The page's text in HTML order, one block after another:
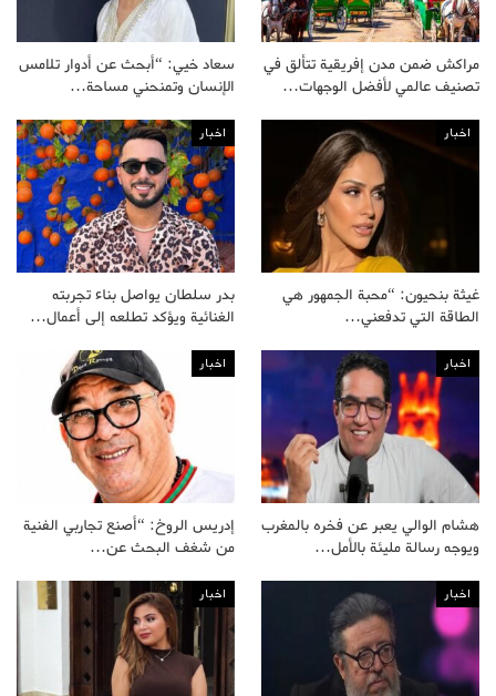
مراكش ضمن مدن إفريقية تتألق في
تصنيف عالمي لأفضل الوجهات…
سعاد خيي: “أبحث عن أدوار تلامس
الإنسان وتمنحني مساحة…
اخبار
غيثة بنحيون: “محبة الجمهور هي
الطاقة التي تدفعني…
اخبار
بدر سلطان يواصل بناء تجربته
الغنائية ويؤكد تطلعه إلى أعمال…
اخبار
هشام الوالي يعبر عن فخره بالمغرب
ويوجه رسالة مليئة بالأمل…
اخبار
إدريس الروخ: “أصنع تجاربي الفنية
من شغف البحث عن…
اخبار اخبار